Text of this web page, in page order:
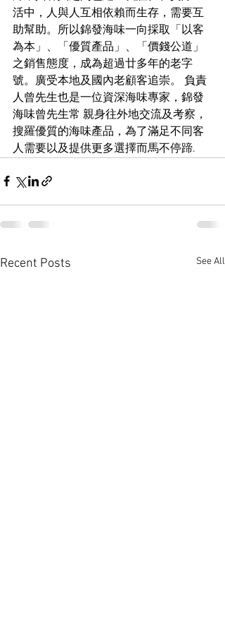
活中，人與人互相依賴而生存，需要互
助幫助。所以錦發海味一向採取「以客
為本」、「優質產品」、「價錢公道」
之銷售態度，成為超過廿多年的老字
號。廣受本地及國內老顧客追崇。 負責
人曾先生也是一位資深海味專家，錦發
海味曾先生常 親身往外地交流及考察，
搜羅優質的海味產品，為了滿足不同客
人需要以及提供更多選擇而馬不停蹄.
Recent Posts See All